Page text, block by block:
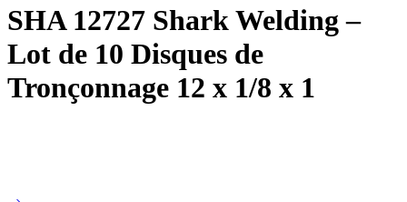
SHA 12727 Shark Welding –
Lot de 10 Disques de
Tronçonnage 12 x 1/8 x 1